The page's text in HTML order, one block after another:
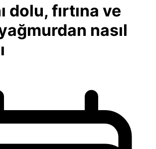
dolu, fırtına ve
nasıl